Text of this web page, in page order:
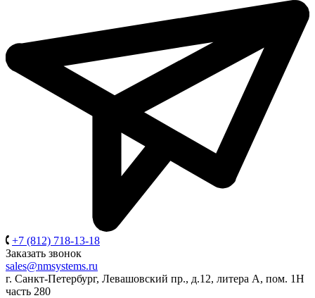
+7 (812) 718-13-18
Заказать звонок
sales@nmsystems.ru
г. Санкт-Петербург, Левашовский пр., д.12, литера А, пом. 1Н
часть 280